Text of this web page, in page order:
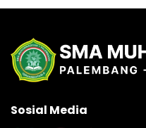
Sosial Media